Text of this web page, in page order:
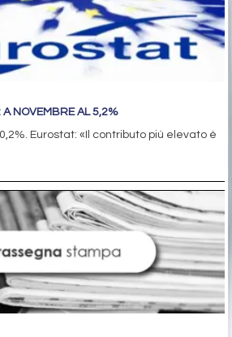
A NOVEMBRE AL 5,2%
Eurostat: «Il contributo più elevato è